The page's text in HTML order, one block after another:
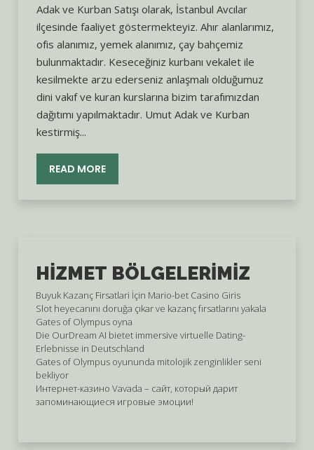
Adak ve Kurban Satışı olarak, İstanbul Avcılar
ilçesinde faaliyet göstermekteyiz. Ahır alanlarımız,
ofis alanımız, yemek alanımız, çay bahçemiz
bulunmaktadır. Keseceğiniz kurbanı vekalet ile
kesilmekte arzu ederseniz anlaşmalı olduğumuz
dini vakıf ve kuran kurslarına bizim tarafımızdan
dağıtımı yapılmaktadır. Umut Adak ve Kurban
kestirmiş...
READ MORE
HIZMET BÖLGELERIMIZ
Buyuk Kazanç Firsatlari İçin Mario-bet Casino Giris
Slot heyecanını doruğa çıkar ve kazanç fırsatlarını yakala
Gates of Olympus oyna
Die OurDream AI bietet immersive virtuelle Dating-
Erlebnisse in Deutschland
Gates of Olympus oyununda mitolojik zenginlikler seni
bekliyor
Интернет-казино Vavada – сайт, который дарит
запоминающиеся игровые эмоции!